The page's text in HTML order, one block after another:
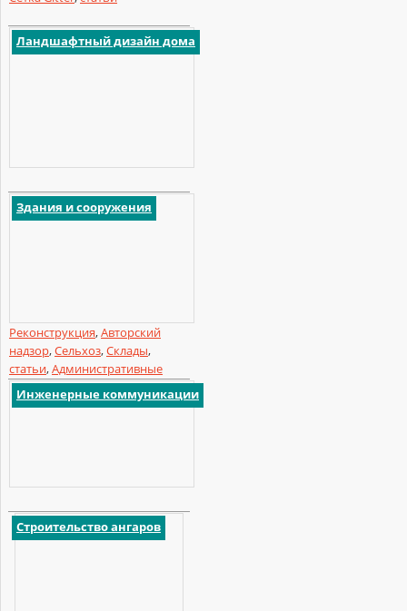
Ландшафтный дизайн дома
Здания и сооружения
Реконструкция,Авторский
надзор,Сельхоз,Склады,
статьи,Административные
Инженерные коммуникации
Строительство ангаров